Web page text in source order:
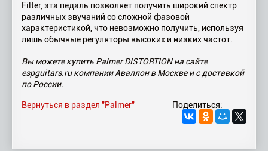
Filter, эта педаль позволяет получить широкий спектр
различных звучаний со сложной фазовой
характеристикой, что невозможно получить, используя
лишь обычные регуляторы высоких и низких частот.
Вы можете купить Palmer DISTORTION на сайте
espguitars.ru компании Аваллон в Москве и с доставкой
по России.
Поделиться:
Вернуться в раздел "Palmer"